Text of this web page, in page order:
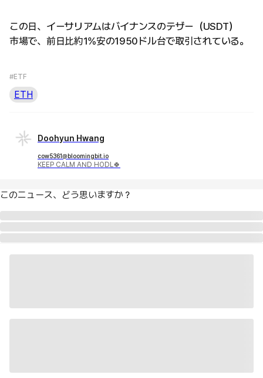
この日、イーサリアムはバイナンスのテザー（USDT）
市場で、前日比約1%安の1950ドル台で取引されている。
#ETF
ETH
Doohyun Hwang
cow5361@bloomingbit.io
KEEP CALM AND HODL🍀
このニュース、どう思いますか？